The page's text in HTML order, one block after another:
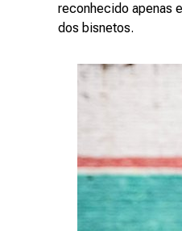
reconhecido apenas
dos bisnetos.